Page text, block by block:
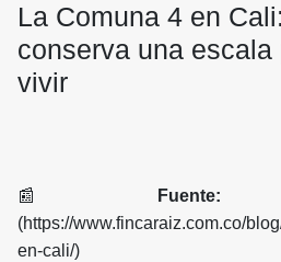
La Comuna 4 en
conserva una
vivir
📰 Fuente:
(https://www.fincaraiz.com.co/
en-cali/)